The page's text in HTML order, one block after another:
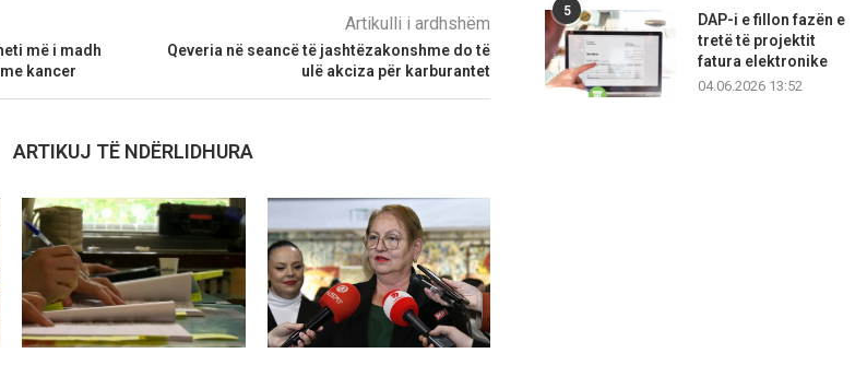
më i madh
kancer
Artikulli i ardhshëm
Qeveria në seancë të jashtëzakonshme do të
ulë akciza për karburantet
ARTIKUJ TË NDËRLIDHURA
5
DAP-i e fillon fazën e
tretë të projektit
fatura elektronike
04.06.2026 13:52